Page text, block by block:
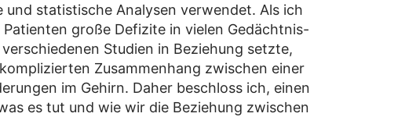
statistische Analysen verwendet. Als ich
große Defizite in vielen Gedächtnis-
Studien in Beziehung setzte,
Zusammenhang zwischen einer
im Gehirn. Daher beschloss ich, einen
es tut und wie wir die Beziehung zwischen